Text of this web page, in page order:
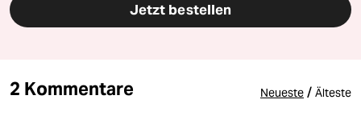
Jetzt bestellen
2 Kommentare Neueste / Älteste